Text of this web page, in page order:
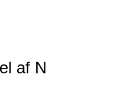
af N